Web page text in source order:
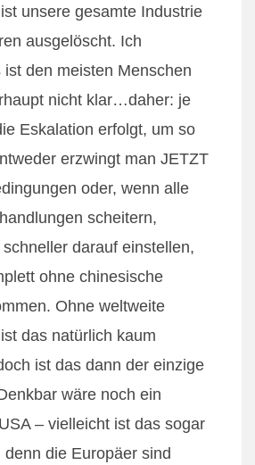
unsere gesamte Industrie
ausgelöscht. Ich
ist den meisten Menschen
nicht klar…daher: je
Eskalation erfolgt, um so
erzwingt man JETZT
oder, wenn alle
scheitern,
darauf einstellen,
ohne chinesische
Ohne weltweite
das natürlich kaum
ist das dann der einzige
wäre noch ein
– vielleicht ist das sogar
die Europäer sind